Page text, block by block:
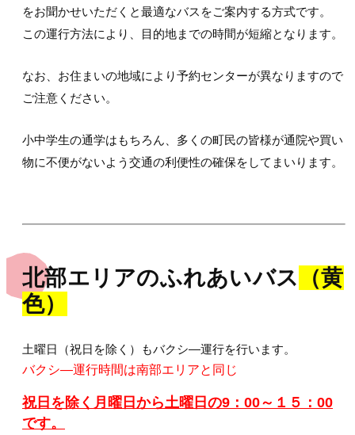
をお聞かせいただくと最適なバスをご案内する方式です。
この運行方法により、目的地までの時間が短縮となります。
なお、お住まいの地域により予約センターが異なりますので
ご注意ください。
小中学生の通学はもちろん、多くの町民の皆様が通院や買い
物に不便がないよう交通の利便性の確保をしてまいります。
北部エリアのふれあいバス （黄
色）
土曜日（祝日を除く）もバクシ―運行を行います。
バクシ―運行時間は南部エリアと同じ
祝日を除く月曜日から土曜日の9：00～１５：00
です。